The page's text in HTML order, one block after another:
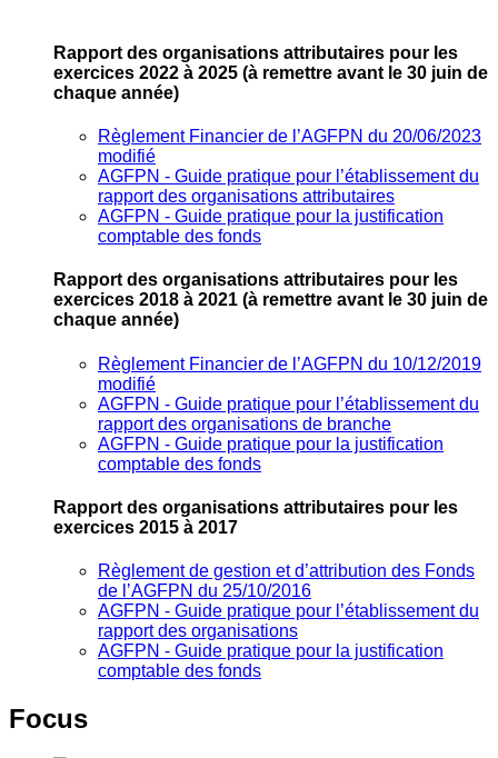
Rapport des organisations attributaires pour les
exercices 2022 à 2025 (à remettre avant le 30 juin de
chaque année)
Règlement Financier de l’AGFPN du 20/06/2023
modifié
AGFPN ‐ Guide pratique pour l’établissement du
rapport des organisations attributaires
AGFPN ‐ Guide pratique pour la justification
comptable des fonds
Rapport des organisations attributaires pour les
exercices 2018 à 2021 (à remettre avant le 30 juin de
chaque année)
Règlement Financier de l’AGFPN du 10/12/2019
modifié
AGFPN ‐ Guide pratique pour l’établissement du
rapport des organisations de branche
AGFPN ‐ Guide pratique pour la justification
comptable des fonds
Rapport des organisations attributaires pour les
exercices 2015 à 2017
Règlement de gestion et d’attribution des Fonds
de l’AGFPN du 25/10/2016
AGFPN ‐ Guide pratique pour l’établissement du
rapport des organisations
AGFPN ‐ Guide pratique pour la justification
comptable des fonds
Focus